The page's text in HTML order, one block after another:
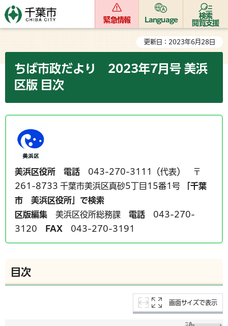
緊急情報 Language
検索
閲覧支援
更新日：2023年6月28日
ちば市政だより 2023年7月号 美浜
区版 目次
美浜区役所 電話 043-270-3111（代表） 〒
261-8733 千葉市美浜区真砂5丁目15番1号
「千葉
市 美浜区役所」で検索
区版編集 美浜区役所総務課 電話 043-270-
3120
FAX 043-270-3191
目次
画面サイズで表示